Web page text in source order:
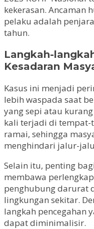
kekerasan. Ancaman
pelaku adalah
tahun.
Langkah-
Kesadaran
Kasus ini menjadi
lebih waspada saat
yang sepi atau
kali terjadi di
ramai, sehingga
menghindari jalur-
Selain itu, penting
membawa
penghubung darurat
lingkungan sekitar.
langkah pencegahan
dapat diminimalisir.